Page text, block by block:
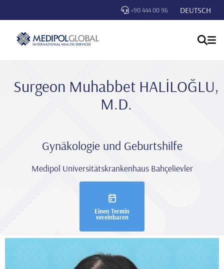
+90 444 00 96 DEUTSCH
Surgeon Muhabbet HALİLOĞLU,
M.D.
Gynäkologie und Geburtshilfe
Medipol Universitätskrankenhaus Bahçelievler
Einen Termin
vereinbaren